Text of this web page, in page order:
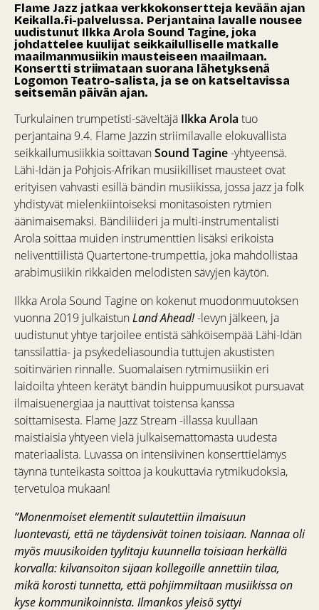
Flame Jazz jatkaa verkkokonsertteja kevään ajan
Keikalla.fi-palvelussa. Perjantaina lavalle nousee
uudistunut Ilkka Arola Sound Tagine, joka
johdattelee kuulijat seikkailulliselle matkalle
maailmanmusiikin mausteiseen maailmaan.
Konsertti striimataan suorana lähetyksenä
Logomon Teatro-salista, ja se on katseltavissa
seitsemän päivän ajan.
Turkulainen trumpetisti-säveltäjä Ilkka Arola tuo
perjantaina 9.4. Flame Jazzin striimilavalle elokuvallista
seikkailumusiikkia soittavanSound Tagine-yhtyeensä.
Lähi-Idän ja Pohjois-Afrikan musiikilliset mausteet ovat
erityisen vahvasti esillä bändin musiikissa, jossa jazz ja folk
yhdistyvät mielenkiintoiseksi monitasoisten rytmien
äänimaisemaksi. Bändiliideri ja multi-instrumentalisti
Arola soittaa muiden instrumenttien lisäksi erikoista
neliventtiilistä Quartertone-trumpettia, joka mahdollistaa
arabimusiikin rikkaiden melodisten sävyjen käytön.
Ilkka Arola Sound Tagine on kokenut muodonmuutoksen
vuonna 2019 julkaistun Land Ahead!-levyn jälkeen, ja
uudistunut yhtye tarjoilee entistä sähköisempää Lähi-Idän
tanssilattia- ja psykedeliasoundia tuttujen akustisten
soitinvärien rinnalle. Suomalaisen rytmimusiikin eri
laidoilta yhteen kerätyt bändin huippumuusikot pursuavat
ilmaisuenergiaa ja nauttivat toistensa kanssa
soittamisesta. Flame Jazz Stream -illassa kuullaan
maistiaisia yhtyeen vielä julkaisemattomasta uudesta
materiaalista. Luvassa on intensiivinen konserttielämys
täynnä tunteikasta soittoa ja koukuttavia rytmikudoksia,
tervetuloa mukaan!
”Monenmoiset elementit sulautettiin ilmaisuun
luontevasti, että ne täydensivät toinen toisiaan. Nannaa oli
myös muusikoiden tyylitaju kuunnella toisiaan herkällä
korvalla: kilvansoiton sijaan kollegoille annettiin tilaa,
mikä korosti tunnetta, että pohjimmiltaan musiikissa on
kyse kommunikoinnista. Ilmankos yleisö syttyi